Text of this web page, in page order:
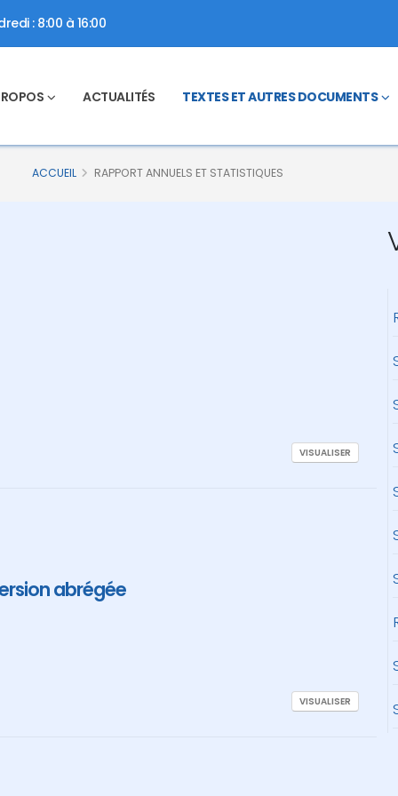
: 8:00 à 16:00
ACTUALITÉS TEXTES ET AUTRES DOCUMENTS
ACCUEIL RAPPORT ANNUELS ET STATISTIQUES
VISUALISER
abrégée
VISUALISER